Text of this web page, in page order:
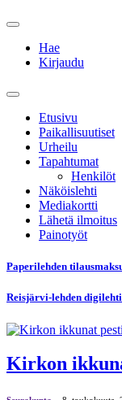
Hae
Kirjaudu
Etusivu
Paikallisuutiset
Urheilu
Tapahtumat
Henkilöt
Näköislehti
Mediakortti
Lähetä ilmoitus
Painotyöt
Paperilehden
Reisjärvi-lehden
Kirkon